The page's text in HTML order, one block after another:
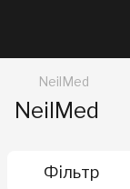
NeilMed
NeilMed
Фільтр